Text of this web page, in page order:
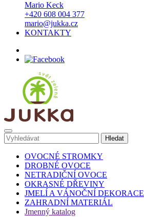
Mario Keck
+420 608 004 377
mario@jukka.cz
KONTAKTY
OVOCNÉ STROMKY
DROBNÉ OVOCE
NETRADIČNÍ OVOCE
OKRASNÉ DŘEVINY
JMELÍ A VÁNOČNÍ DEKORACE
ZAHRADNÍ MATERIÁL
Jmenný katalog